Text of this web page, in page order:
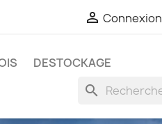
 Connexion
DESTOCKAGE
search